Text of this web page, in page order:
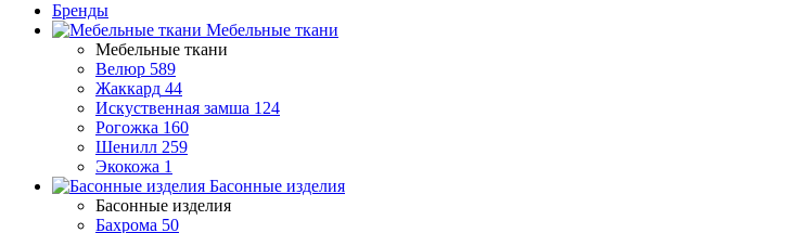
Бренды
Мебельные ткани
Мебельные ткани
Велюр 589
Жаккард 44
Искуственная замша 124
Рогожка 160
Шенилл 259
Экокожа 1
Басонные изделия
Басонные изделия
Бахрома 50